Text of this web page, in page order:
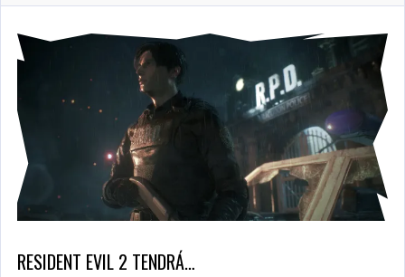
RESIDENT EVIL 2 TENDRÁ…